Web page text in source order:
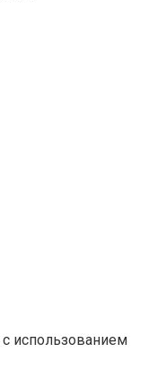
использованием